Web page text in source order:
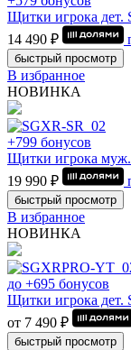
Щитки игрока дет.
14 490 ₽
быстрый просмотр
В избранное
НОВИНКА
+799 бонусов
Щитки игрока
19 990 ₽
быстрый просмотр
В избранное
НОВИНКА
до +695 бонусов
Щитки игрока дет.
от 7 490 ₽
быстрый просмотр